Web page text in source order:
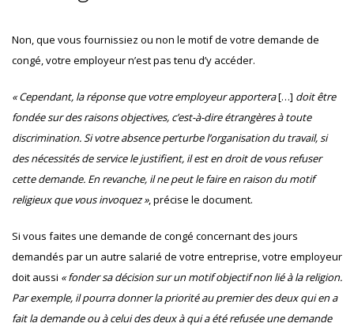
Non, que vous fournissiez ou non le motif de votre demande de
congé, votre employeur n’est pas tenu d’y accéder.
« Cependant, la réponse que votre employeur apportera[…] doit être
fondée sur des raisons objectives, c’est-à-dire étrangères à toute
discrimination. Si votre absence perturbe l’organisation du travail, si
des nécessités de service le justifient, il est en droit de vous refuser
cette demande. En revanche, il ne peut le faire en raison du motif
religieux que vous invoquez », précise le document.
Si vous faites une demande de congé concernant des jours
demandés par un autre salarié de votre entreprise, votre employeur
doit aussi « fonder sa décision sur un motif objectif non lié à la religion.
Par exemple, il pourra donner la priorité au premier des deux qui en a
fait la demande ou à celui des deux à qui a été refusée une demande